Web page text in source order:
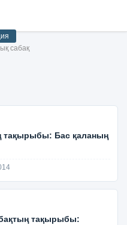
сабақ
тақырыбы: Бас қаланың
тақырыбы: